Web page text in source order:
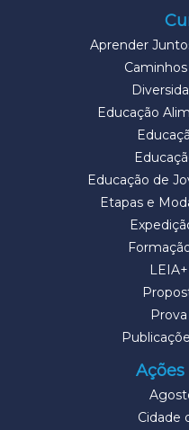
Aprender
Educação
Educação de
Etapas e
Cidade